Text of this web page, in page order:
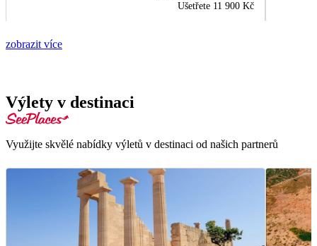
Ušetřete 11 900 Kč
zobrazit více
Výlety v destinaci
Využijte skvělé nabídky výletů v destinaci od našich partnerů